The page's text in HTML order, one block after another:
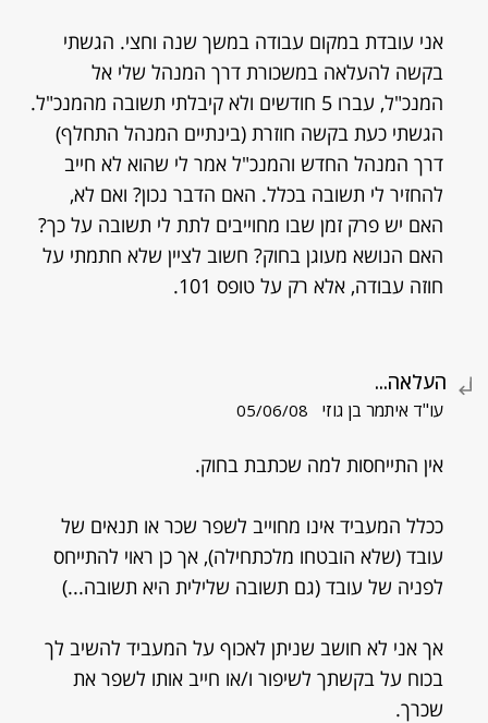
אני עובדת במקום עבודה במשך שנה וחצי. הגשתי
בקשה להעלאה במשכורת דרך המנהל שלי אל
המנכ"ל, עברו 5 חודשים ולא קיבלתי תשובה מהמנכ"ל.
הגשתי כעת בקשה חוזרת (בינתיים המנהל התחלף)
דרך המנהל החדש והמנכ"ל אמר לי שהוא לא חייב
להחזיר לי תשובה בכלל. האם הדבר נכון? ואם לא,
האם יש פרק זמן שבו מחוייבים לתת לי תשובה על כך?
האם הנושא מעוגן בחוק? חשוב לציין שלא חתמתי על
חוזה עבודה, אלא רק על טופס 101.
העלאה...
עו"ד איתמר בן גוזי 05/06/08
אין התייחסות למה שכתבת בחוק.
ככלל המעביד אינו מחוייב לשפר שכר או תנאים של
עובד (שלא הובטחו מלכתחילה), אך כן ראוי להתייחס
לפניה של עובד (גם תשובה שלילית היא תשובה...)
אך אני לא חושב שניתן לאכוף על המעביד להשיב לך
בכוח על בקשתך לשיפור ו/או חייב אותו לשפר את
שכרך.